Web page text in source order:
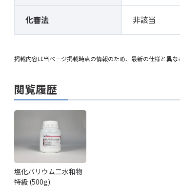
化審法 非該当
掲載内容は当ページ掲載時点の情報のため、最新の仕様と異
閲覧履歴
塩化バリウム二水和物
特級 (500g)